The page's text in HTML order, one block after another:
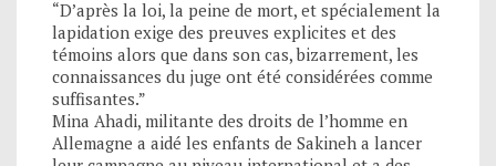
“D’après la loi, la peine de mort, et spécialement la
lapidation exige des preuves explicites et des
témoins alors que dans son cas, bizarrement, les
connaissances du juge ont été considérées comme
suffisantes.”
Mina Ahadi, militante des droits de l’homme en
Allemagne a aidé les enfants de Sakineh a lancer